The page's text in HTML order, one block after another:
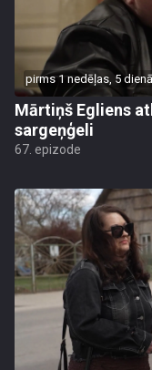
pirms 1 nedēļas, 5
Mārtiņš Egliens
sargeņģeli
67. epizode